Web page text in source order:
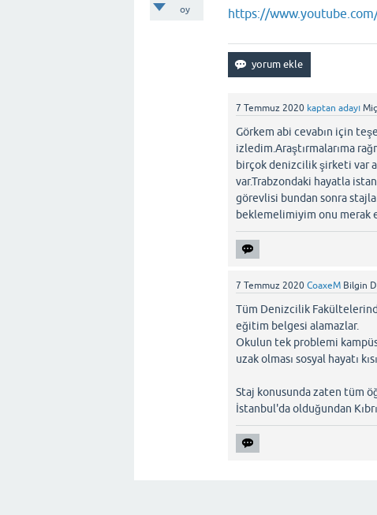
oy https://
7 Temmuz 2020 kaptan adayı
Görkem abi cevabın için
izledim.Araştırmalarıma
birçok denizcilik şirketi var
var.Trabzondaki hayatla
görevlisi bundan sonra
beklemelimiyim onu merak
7 Temmuz 2020 CoaxeM Bilgin
Tüm Denizcilik
eğitim belgesi alamazlar.
Okulun tek problemi
uzak olması sosyal hayatı
Staj konusunda zaten tüm
İstanbul'da olduğundan